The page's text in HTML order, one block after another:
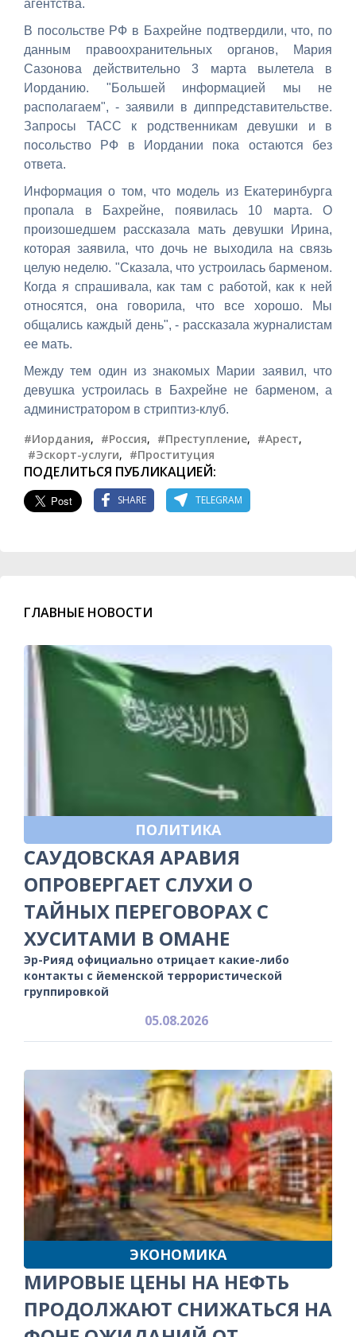
агентства.
В посольстве РФ в Бахрейне подтвердили, что, по
данным правоохранительных органов, Мария
Сазонова действительно 3 марта вылетела в
Иорданию. "Большей информацией мы не
располагаем", - заявили в диппредставительстве.
Запросы ТАСС к родственникам девушки и в
посольство РФ в Иордании пока остаются без
ответа.
Информация о том, что модель из Екатеринбурга
пропала в Бахрейне, появилась 10 марта. О
произошедшем рассказала мать девушки Ирина,
которая заявила, что дочь не выходила на связь
целую неделю. "Сказала, что устроилась барменом.
Когда я спрашивала, как там с работой, как к ней
относятся, она говорила, что все хорошо. Мы
общались каждый день", - рассказала журналистам
ее мать.
Между тем один из знакомых Марии заявил, что
девушка устроилась в Бахрейне не барменом, а
администратором в стриптиз-клуб.
#Иордания, #Россия, #Преступление, #Арест,
#Эскорт-услуги, #Проституция
ПОДЕЛИТЬСЯ ПУБЛИКАЦИЕЙ:
SHARE TELEGRAM
ГЛАВНЫЕ НОВОСТИ
ПОЛИТИКА
САУДОВСКАЯ АРАВИЯ
ОПРОВЕРГАЕТ СЛУХИ О
ТАЙНЫХ ПЕРЕГОВОРАХ С
ХУСИТАМИ В ОМАНЕ
Эр-Рияд официально отрицает какие-либо
контакты с йеменской террористической
группировкой
05.08.2026
ЭКОНОМИКА
МИРОВЫЕ ЦЕНЫ НА НЕФТЬ
ПРОДОЛЖАЮТ СНИЖАТЬСЯ НА